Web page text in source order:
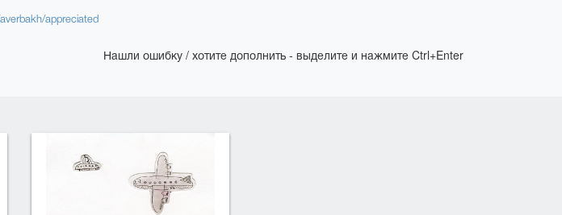
appreciated
Нашли ошибку / хотите дополнить - выделите и нажмите Ctrl+Enter